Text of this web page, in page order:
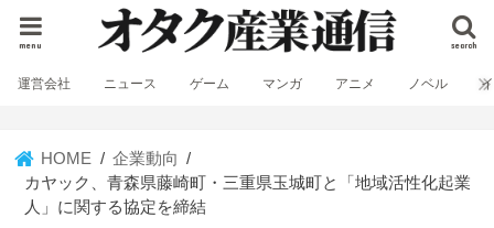
search
menu
運営会社 ニュース ゲーム マンガ アニメ ノベル
HOME
企業動向
カヤック、青森県藤崎町・三重県玉城町と「地域活性化起業
人」に関する協定を締結